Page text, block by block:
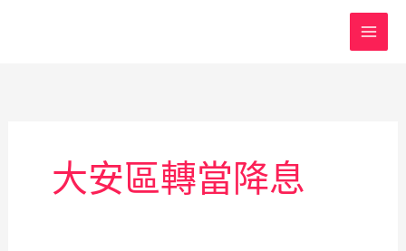
大安區轉當降息